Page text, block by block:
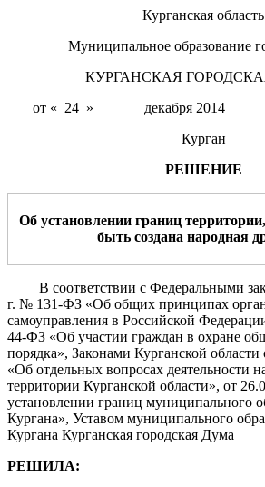
Курганская область
Муниципальное образование
КУРГАНСКАЯ
от «_24_»_______декабря
Курган
РЕШЕНИЕ
Об установлении границ территории,
быть создана народная
В соответствии с Федеральными
г. № 131-ФЗ «Об общих принципах
самоуправления в Российской
44-ФЗ «Об участии граждан в охране
порядка», Законами Курганской
«Об отдельных вопросах деятельности
территории Курганской области», от
установлении границ муниципального
Кургана», Уставом муниципального
Кургана Курганская городская Дума
РЕШИЛА: